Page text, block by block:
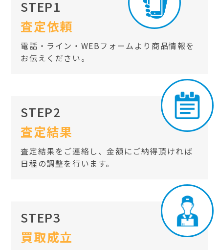
STEP1
査定依頼
電話・ライン・WEBフォームより商品情報を
お伝えください。
STEP2
査定結果
査定結果をご連絡し、金額にご納得頂ければ
日程の調整を行います。
STEP3
買取成立